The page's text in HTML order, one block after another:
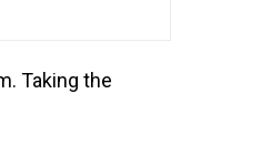
Taking the